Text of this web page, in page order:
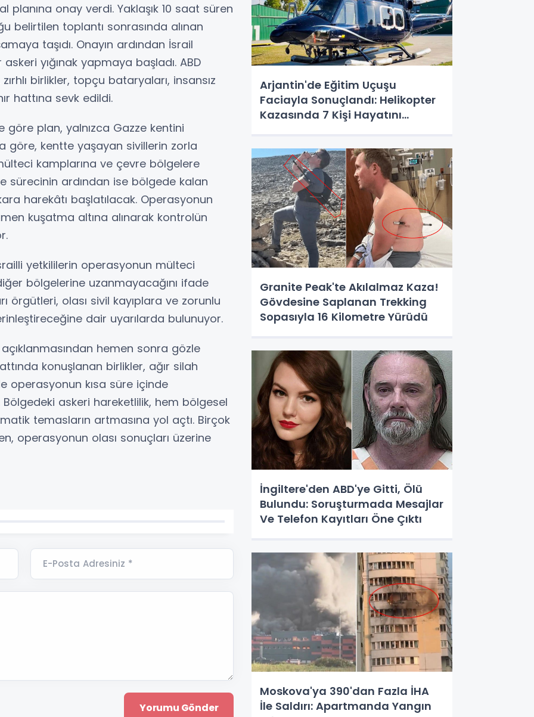
onay verdi. Yaklaşık 10 saat süren
belirtilen toplantı sonrasında alınan
taşıdı. Onayın ardından İsrail
yığınak yapmaya başladı. ABD
birlikler, topçu bataryaları, insansız
hattına sevk edildi.
plan, yalnızca Gazze kentini
göre, kentte yaşayan sivillerin zorla
kamplarına ve çevre bölgelere
sürecinin ardından ise bölgede kalan
harekâtı başlatılacak. Operasyonun
kuşatma altına alınarak kontrolün
yetkililerin operasyonun mülteci
bölgelerine uzanmayacağını ifade
örgütleri, olası sivil kayıplara ve zorunlu
dair uyarılarda bulunuyor.
açıklanmasından hemen sonra gözle
konuşlanan birlikler, ağır silah
operasyonun kısa süre içinde
askeri hareketlilik, hem bölgesel
temasların artmasına yol açtı. Birçok
operasyonun olası sonuçları üzerine
E-Posta Adresiniz *
Arjantin'de Eğitim Uçuşu
Faciayla Sonuçlandı: Helikopter
Kazasında 7 Kişi Hayatını
Granite Peak'te Akılalmaz Kaza!
Gövdesine Saplanan Trekking
Sopasıyla 16 Kilometre Yürüdü
İngiltere'den ABD'ye Gitti, Ölü
Bulundu: Soruşturmada Mesajlar
Ve Telefon Kayıtları Öne Çıktı
Moskova'ya 390'dan Fazla İHA
İle Saldırı: Apartmanda Yangın